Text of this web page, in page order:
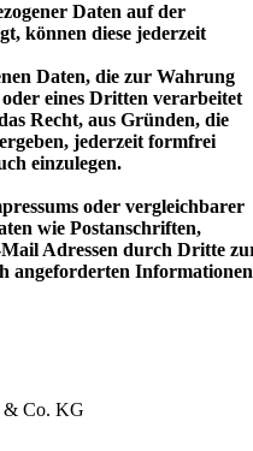
Daten auf der
können diese jederzeit
Daten, die zur Wahrung
eines Dritten verarbeitet
Recht, aus Gründen, die
jederzeit formfrei
einzulegen.
oder vergleichbarer
wie Postanschriften,
Adressen durch Dritte
angeforderten Informationen
& Co. KG